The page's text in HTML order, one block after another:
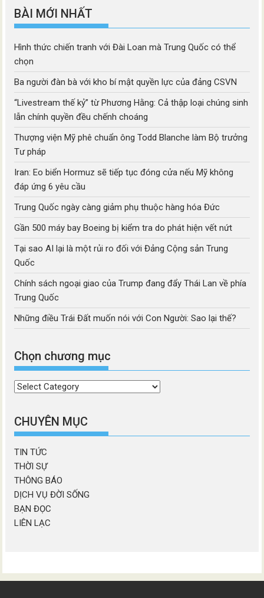
BÀI MỚI NHẤT
Hình thức chiến tranh với Đài Loan mà Trung Quốc có thể
chọn
Ba người đàn bà với kho bí mật quyền lực của đảng CSVN
“Livestream thế kỷ” từ Phương Hằng: Cả thập loại chúng sinh
lẫn chính quyền đều chếnh choáng
Thượng viện Mỹ phê chuẩn ông Todd Blanche làm Bộ trưởng
Tư pháp
Iran: Eo biển Hormuz sẽ tiếp tục đóng cửa nếu Mỹ không
đáp ứng 6 yêu cầu
Trung Quốc ngày càng giảm phụ thuộc hàng hóa Đức
Gần 500 máy bay Boeing bị kiểm tra do phát hiện vết nứt
Tại sao AI lại là một rủi ro đối với Đảng Cộng sản Trung
Quốc
Chính sách ngoại giao của Trump đang đẩy Thái Lan về phía
Trung Quốc
Những điều Trái Đất muốn nói với Con Người: Sao lại thế?
Chọn chương mục
Chọn
mục
CHUYÊN MỤC
TIN TỨC
THỜI SỰ
THÔNG BÁO
DỊCH VỤ ĐỜI SỐNG
BẠN ĐỌC
LIÊN LẠC